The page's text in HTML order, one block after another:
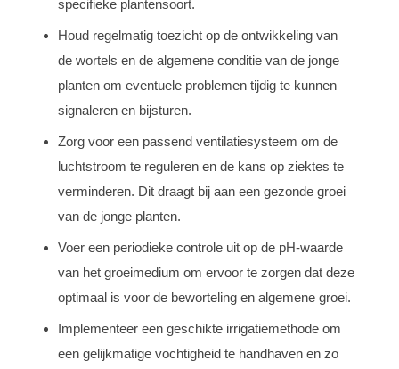
specifieke plantensoort.
Houd regelmatig toezicht op de ontwikkeling van
de wortels en de algemene conditie van de jonge
planten om eventuele problemen tijdig te kunnen
signaleren en bijsturen.
Zorg voor een passend ventilatiesysteem om de
luchtstroom te reguleren en de kans op ziektes te
verminderen. Dit draagt bij aan een gezonde groei
van de jonge planten.
Voer een periodieke controle uit op de pH-waarde
van het groeimedium om ervoor te zorgen dat deze
optimaal is voor de beworteling en algemene groei.
Implementeer een geschikte irrigatiemethode om
een gelijkmatige vochtigheid te handhaven en zo